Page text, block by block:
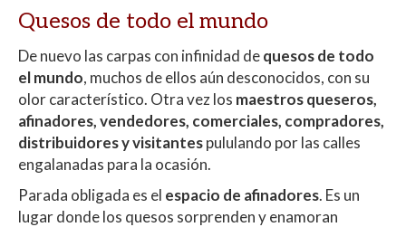
at
s
A
p
p
e
b
o
o
k
itt
er
m
p
ar
ti
r
Quesos de todo el mundo
De nuevo las carpas con infinidad dequesos de todo
el mundo, muchos de ellos aún desconocidos, con su
olor característico. Otra vez los maestros queseros,
afinadores, vendedores, comerciales, compradores,
distribuidores y visitantespululando por las calles
engalanadas para la ocasión.
Parada obligada es el espacio de afinadores. Es un
lugar donde los quesos sorprenden y enamoran